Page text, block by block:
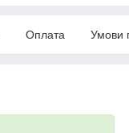
Оплата Умови